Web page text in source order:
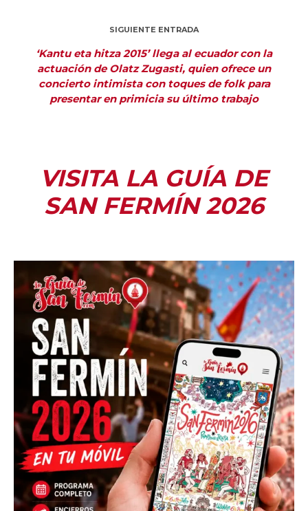
SIGUIENTE ENTRADA
‘Kantu eta hitza 2015’ llega al ecuador con la
actuación de Olatz Zugasti, quien ofrece un
concierto intimista con toques de folk para
presentar en primicia su último trabajo
VISITA LA GUÍA DE
SAN FERMÍN 2026